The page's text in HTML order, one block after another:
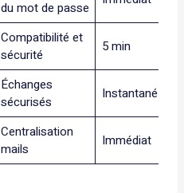
du mot de passe
Compatibilité et
sécurité
5 min
Échanges
sécurisés
Instantané
Centralisation
mails
Immédiat